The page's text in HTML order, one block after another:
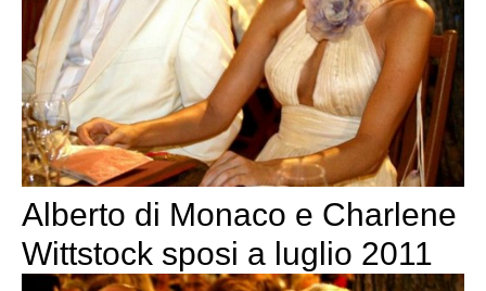
Alberto di Monaco e Charlene
Wittstock sposi a luglio 2011